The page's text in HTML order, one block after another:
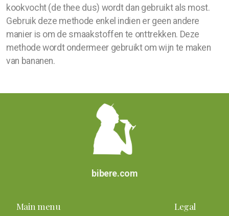
kookvocht (de thee dus) wordt dan gebruikt als most.
Gebruik deze methode enkel indien er geen andere
manier is om de smaakstoffen te onttrekken. Deze
methode wordt ondermeer gebruikt om wijn te maken
van bananen.
bibere.com
Main menu Legal